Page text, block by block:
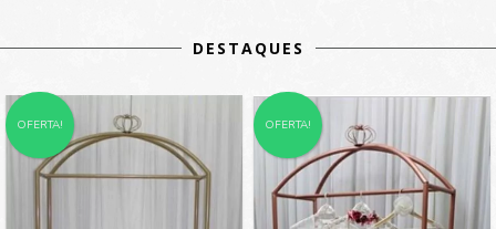
DESTAQUES
OFERTA! OFERTA!